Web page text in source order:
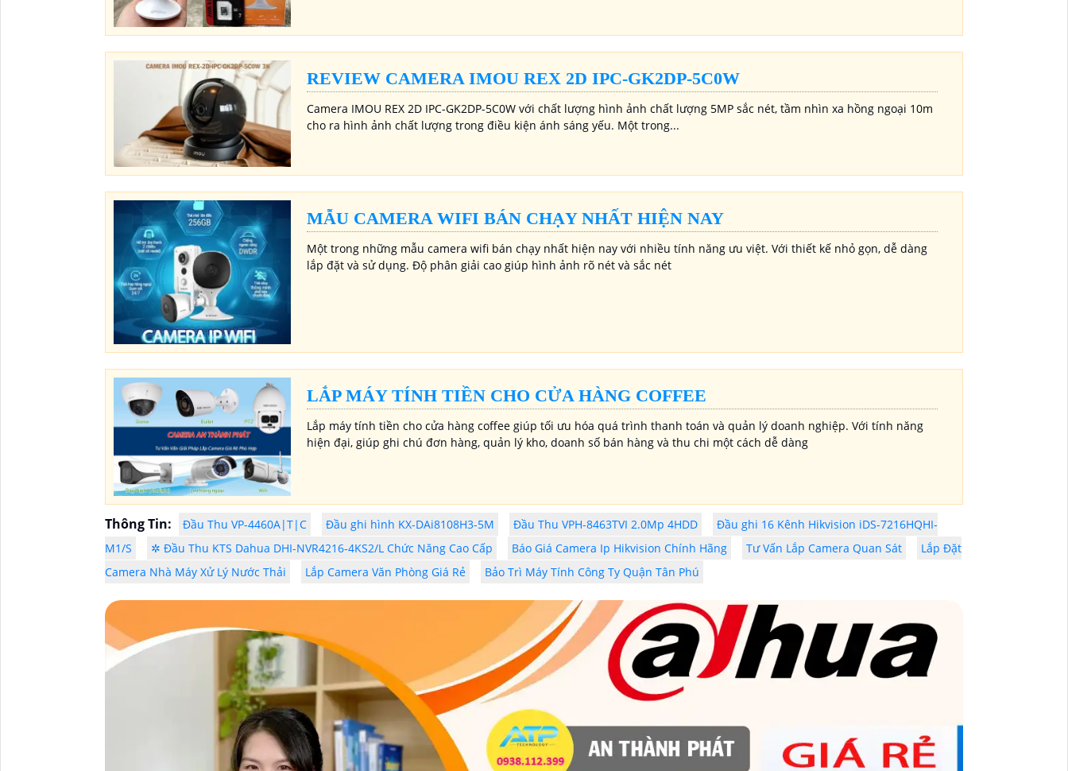
REVIEW CAMERA IMOU REX 2D IPC-GK2DP-5C0W
Camera IMOU REX 2D IPC-GK2DP-5C0W với chất lượng hình ảnh chất lượng 5MP sắc nét, tầm nhìn xa hồng ngoại 10m
cho ra hình ảnh chất lượng trong điều kiện ánh sáng yếu. Một trong...
MẪU CAMERA WIFI BÁN CHẠY NHẤT HIỆN NAY
Một trong những mẫu camera wifi bán chạy nhất hiện nay với nhiều tính năng ưu việt. Với thiết kế nhỏ gọn, dễ dàng
lắp đặt và sử dụng. Độ phân giải cao giúp hình ảnh rõ nét và sắc nét
LẮP MÁY TÍNH TIỀN CHO CỬA HÀNG COFFEE
Lắp máy tính tiền cho cửa hàng coffee giúp tối ưu hóa quá trình thanh toán và quản lý doanh nghiệp. Với tính năng
hiện đại, giúp ghi chú đơn hàng, quản lý kho, doanh số bán hàng và thu chi một cách dễ dàng
Thông Tin: Đầu Thu VP-4460A|T|C Đầu ghi hình KX-DAi8108H3-5M Đầu Thu VPH-8463TVI 2.0Mp 4HDD
Đầu ghi 16 Kênh Hikvision iDS-7216HQHI-
M1/S
✲ Đầu Thu KTS Dahua DHI-NVR4216-4KS2/L Chức Năng Cao Cấp Báo Giá Camera Ip Hikvision Chính Hãng Tư Vấn Lắp Camera Quan Sát
Lắp Đặt
Camera Nhà Máy Xử Lý Nước Thải
Lắp Camera Văn Phòng Giá Rẻ Bảo Trì Máy Tính Công Ty Quận Tân Phú